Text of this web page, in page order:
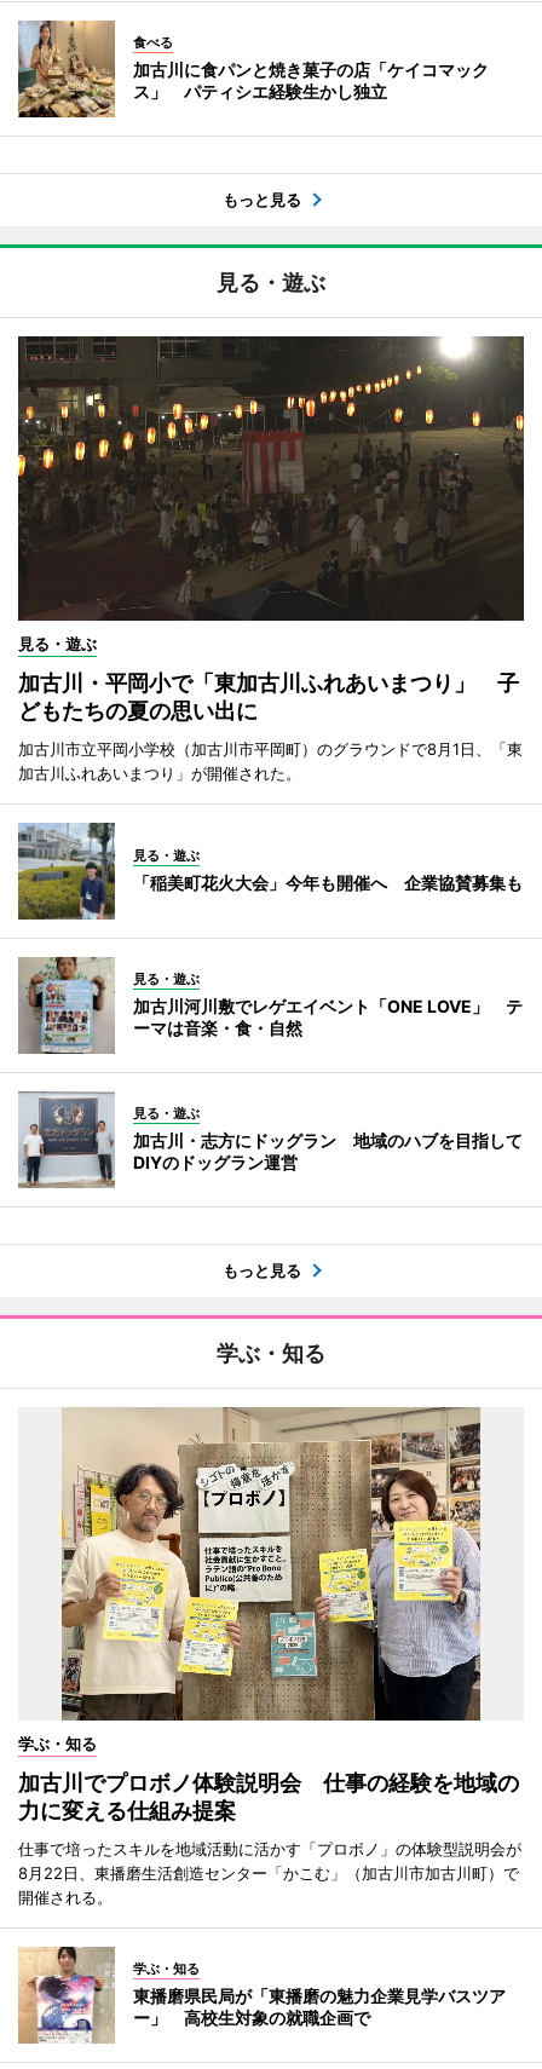
食べる
加古川に食パンと焼き菓子の店「ケイコマック
ス」 パティシエ経験生かし独立
もっと見る
見る・遊ぶ
見る・遊ぶ
加古川・平岡小で「東加古川ふれあいまつり」 子
どもたちの夏の思い出に
加古川市立平岡小学校（加古川市平岡町）のグラウンドで8月1日、「東
加古川ふれあいまつり」が開催された。
見る・遊ぶ
「稲美町花火大会」今年も開催へ 企業協賛募集も
見る・遊ぶ
加古川河川敷でレゲエイベント「ONE LOVE」 テ
ーマは音楽・食・自然
見る・遊ぶ
加古川・志方にドッグラン 地域のハブを目指して
DIYのドッグラン運営
もっと見る
学ぶ・知る
学ぶ・知る
加古川でプロボノ体験説明会 仕事の経験を地域の
力に変える仕組み提案
仕事で培ったスキルを地域活動に活かす「プロボノ」の体験型説明会が
8月22日、東播磨生活創造センター「かこむ」（加古川市加古川町）で
開催される。
学ぶ・知る
東播磨県民局が「東播磨の魅力企業見学バスツア
ー」 高校生対象の就職企画で